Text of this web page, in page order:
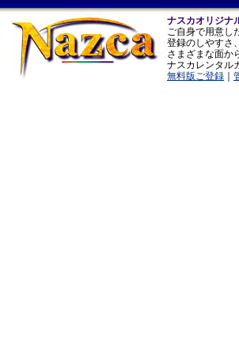
ナスカオリジナ
ご自身で用意し
登録のしやすさ
さまざまな面か
ナスカレンタル
無料版ご登録